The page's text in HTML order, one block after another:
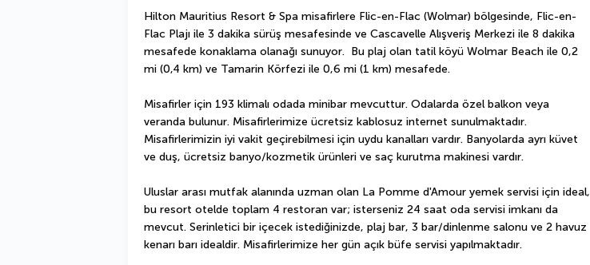
Hilton Mauritius Resort & Spa misafirlere Flic-en-Flac (Wolmar) bölgesinde, Flic-en-
Flac Plajı ile 3 dakika sürüş mesafesinde ve Cascavelle Alışveriş Merkezi ile 8 dakika
mesafede konaklama olanağı sunuyor.  Bu plaj olan tatil köyü Wolmar Beach ile 0,2
mi (0,4 km) ve Tamarin Körfezi ile 0,6 mi (1 km) mesafede.
Misafirler için 193 klimalı odada minibar mevcuttur. Odalarda özel balkon veya
veranda bulunur. Misafirlerimize ücretsiz kablosuz internet sunulmaktadır.
Misafirlerimizin iyi vakit geçirebilmesi için uydu kanalları vardır. Banyolarda ayrı küvet
ve duş, ücretsiz banyo/kozmetik ürünleri ve saç kurutma makinesi vardır.
Uluslar arası mutfak alanında uzman olan La Pomme d'Amour yemek servisi için ideal,
bu resort otelde toplam 4 restoran var; isterseniz 24 saat oda servisi imkanı da
mevcut. Serinletici bir içecek istediğinizde, plaj bar, 3 bar/dinlenme salonu ve 2 havuz
kenarı barı idealdir. Misafirlerimize her gün açık büfe servisi yapılmaktadır.